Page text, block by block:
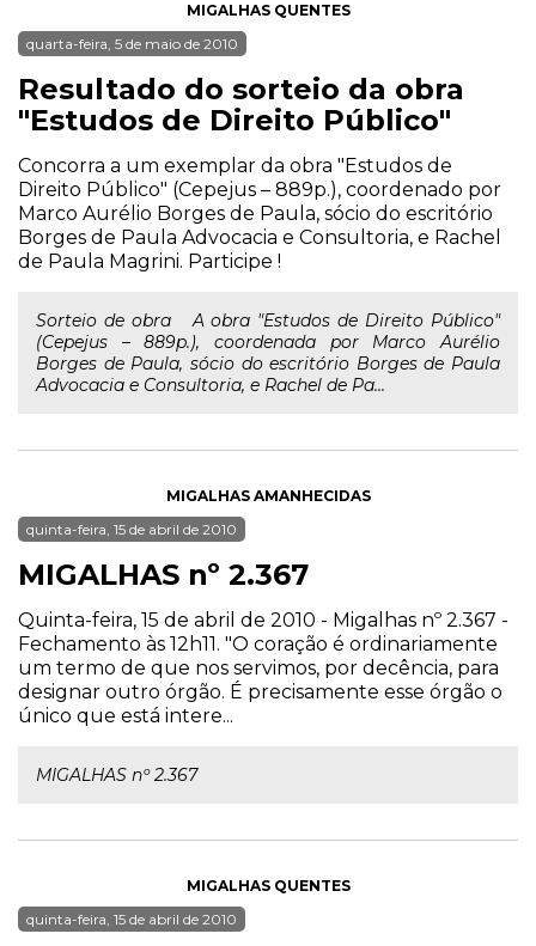
MIGALHAS QUENTES
quarta-feira, 5 de maio de 2010
Resultado do sorteio da obra
"Estudos de Direito Público"
Concorra a um exemplar da obra "Estudos de
Direito Público" (Cepejus – 889p.), coordenado por
Marco Aurélio Borges de Paula, sócio do escritório
Borges de Paula Advocacia e Consultoria, e Rachel
de Paula Magrini. Participe !
Sorteio de obra A obra "Estudos de Direito Público"
(Cepejus – 889p.), coordenada por Marco Aurélio
Borges de Paula, sócio do escritório Borges de Paula
Advocacia e Consultoria, e Rachel de Pa...
MIGALHAS AMANHECIDAS
quinta-feira, 15 de abril de 2010
MIGALHAS nº 2.367
Quinta-feira, 15 de abril de 2010 - Migalhas nº 2.367 -
Fechamento às 12h11. "O coração é ordinariamente
um termo de que nos servimos, por decência, para
designar outro órgão. É precisamente esse órgão o
único que está intere...
MIGALHAS nº 2.367
MIGALHAS QUENTES
quinta-feira, 15 de abril de 2010